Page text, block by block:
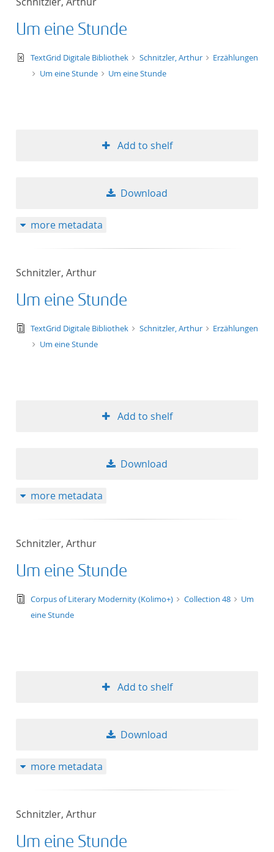
Um eine Stunde
text/xml
TextGrid Digitale Bibliothek Schnitzler, Arthur
Erzählungen
Um eine Stunde
Um eine Stunde
Add to shelf
Download
more metadata
Schnitzler, Arthur
Um eine Stunde
text/tg.edition+tg.aggregation+xml
TextGrid Digitale Bibliothek Schnitzler, Arthur
Erzählungen
Um eine Stunde
Add to shelf
Download
more metadata
Schnitzler, Arthur
Um eine Stunde
text/tg.edition+tg.aggregation+xml
Corpus of Literary Modernity (Kolimo+) Collection 48
Um
eine Stunde
Add to shelf
Download
more metadata
Schnitzler, Arthur
Um eine Stunde